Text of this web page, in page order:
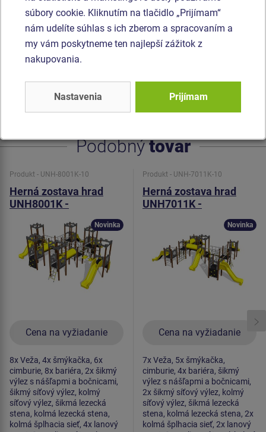
vysokou farebnou stálosťou. Horolezecké úchyty sú
vyrobené z polyesteru, čo zaručuje dlhú životnosť,
stálofarebnosť aj šetrný povrch pre kožu na rukách.
Preliezacie tunel je vyrobený z HDPE (celo zafarbený
a odolnosťou proti UV žiareniu). Všetok spojovací materiál
Podobnýtovar
Produkt - UNH-8001K-10
Herná zostava hrad
UNH8001K -
Cena na vyžiadanie
Novinka
8x Veža, 4x šmýkačka, 6x
cimburie, 8x bariéra, 2x šikmý
výlez s nášľapmi a bočnicami,
šikmý síťový výlez, kolmý
síťový výlez, šikmá lezecká
stena, kolmá lezecká stena,
kolmá šplhacia sieť, 4x lanový
Produkt - UNH-7011K-10
Herná zostava hrad
UNH7011K -
Cena na vyžiadanie
Novinka
7x Veža, 5x šmýkačka,
cimburie, 4x bariéra, šikmý
výlez s nášľapmi a bočnicami,
2x šikmý síťový výlez, kolmý
síťový výlez, šikmá lezecká
stena, kolmá lezecká stena, 2x
kolmá šplhacia sieť, 2x lanový
súbory cookie. Kliknutím na tlačidlo „Prijímam“
nám udelíte súhlas s ich zberom a spracovaním a
my vám poskytneme ten najlepší zážitok z
nakupovania.
Nastavenia Prijímam